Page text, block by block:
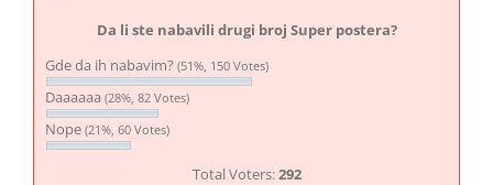
Da li ste nabavili drugi broj Super postera?
Gde da ih nabavim? (51%, 150 Votes)
Daaaaaa (28%, 82 Votes)
Nope (21%, 60 Votes)
Total Voters:292